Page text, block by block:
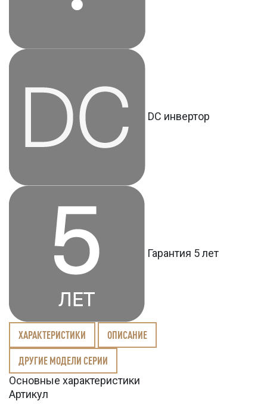
DC инвертор
Гарантия 5 лет
ХАРАКТЕРИСТИКИ ОПИСАНИЕ
ДРУГИЕ МОДЕЛИ СЕРИИ
Основные характеристики
Артикул